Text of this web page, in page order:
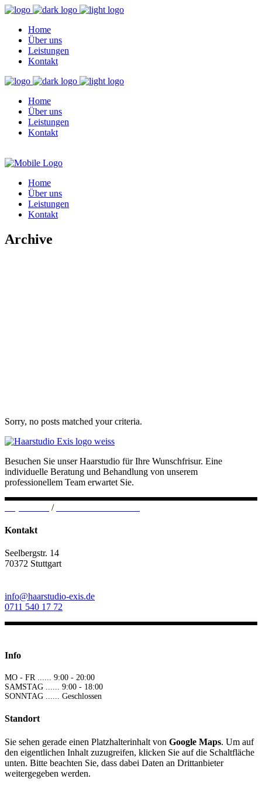
Home
Über uns
Leistungen
Kontakt
Home
Über uns
Leistungen
Kontakt
Home
Über uns
Leistungen
Kontakt
Archive
Sorry, no posts matched your criteria.
Besuchen Sie unser Haarstudio für Ihre Wunschfrisur. Eine
individuelle Beratung und Behandlung von unserem
professionellem Team erwartet Sie.
/
Kontakt
Seelbergstr. 14
70372 Stuttgart
info@haarstudio-exis.de
0711 540 17 72
Info
MO - FR ...... 9:00 - 20:00
SAMSTAG ...... 9:00 - 18:00
SONNTAG ...... Geschlossen
Standort
Sie sehen gerade einen Platzhalterinhalt von Google Maps. Um auf
den eigentlichen Inhalt zuzugreifen, klicken Sie auf die Schaltfläche
unten. Bitte beachten Sie, dass dabei Daten an Drittanbieter
weitergegeben werden.